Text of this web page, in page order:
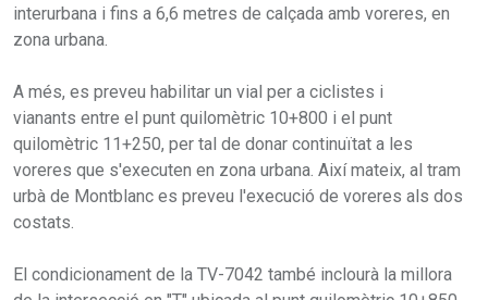
interurbana i fins a 6,6 metres de calçada amb voreres, en
zona urbana.
A més, es preveu habilitar un vial per a ciclistes i
vianants entre el punt quilomètric 10+800 i el punt
quilomètric 11+250, per tal de donar continuïtat a les
voreres que s'executen en zona urbana. Així mateix, al tram
urbà de Montblanc es preveu l'execució de voreres als dos
costats.
El condicionament de la TV-7042 també inclourà la millora